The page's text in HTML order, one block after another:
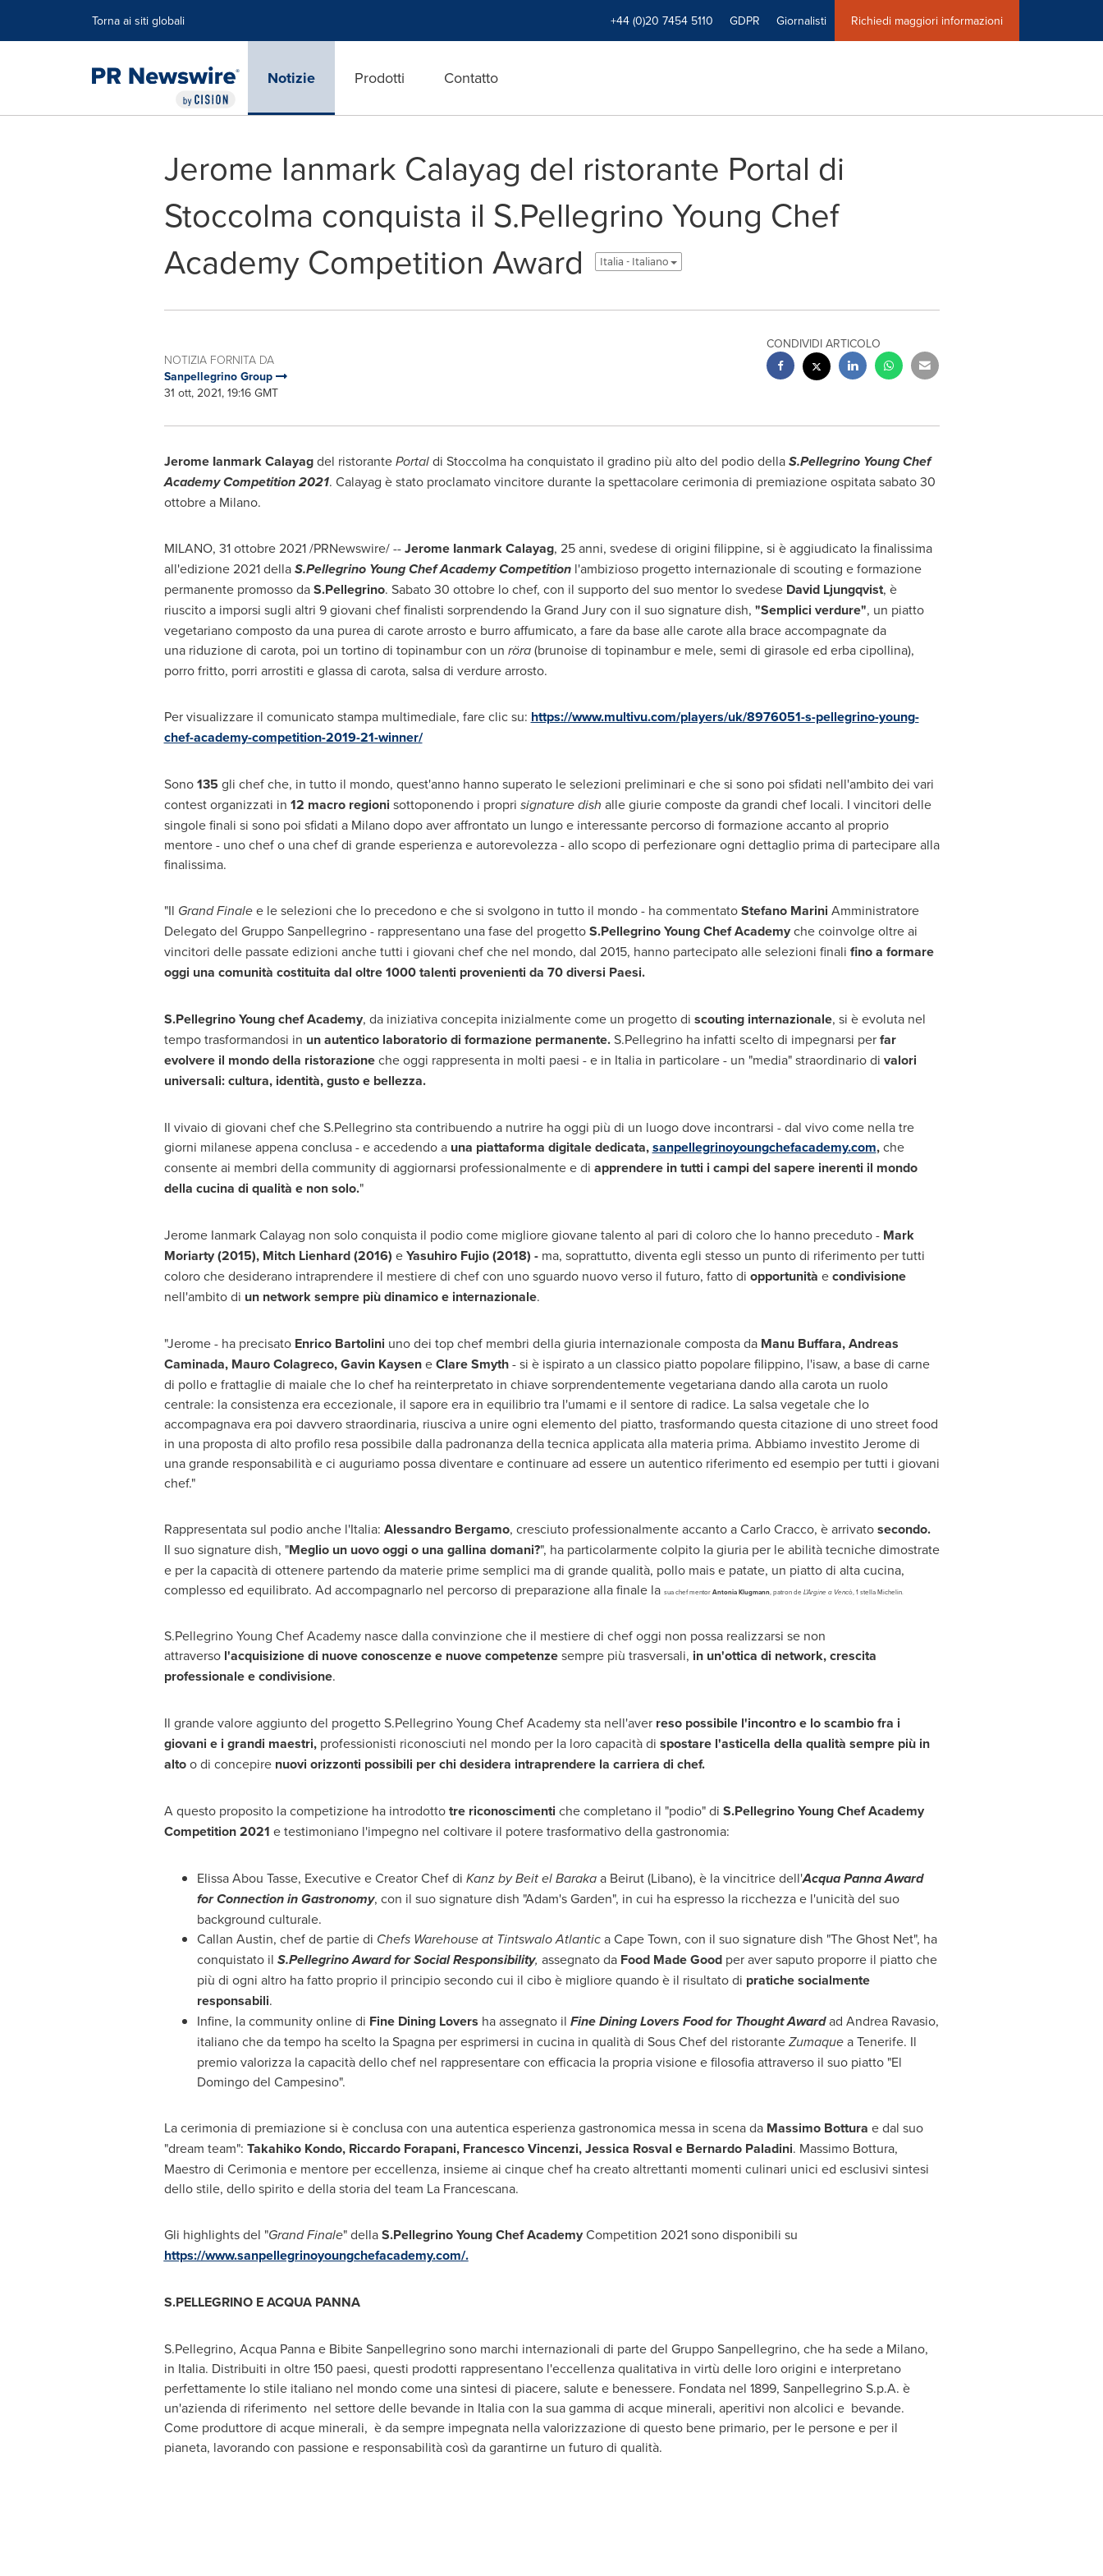
Torna ai siti globali +44 (0)20 7454 5110 GDPR Giornalisti Richiedi maggiori informazioni
Notizie Prodotti Contatto
Jerome Ianmark Calayag del ristorante Portal di
Stoccolma conquista il S.Pellegrino Young Chef
Academy Competition Award
Italia - Italiano
NOTIZIA FORNITA DA
Sanpellegrino Group
31 ott, 2021, 19:16 GMT
CONDIVIDI ARTICOLO
Jerome Ianmark Calayagdel ristorantePortaldi Stoccolma ha conquistato il gradino più alto del podio della S.Pellegrino Young Chef
Academy Competition 2021. Calayag è stato proclamato vincitore durante la spettacolare cerimonia di premiazione ospitata sabato 30
ottobre a Milano.
MILANO, 31 ottobre 2021 /PRNewswire/ --Jerome Ianmark Calayag, 25 anni, svedese di origini filippine, si è aggiudicato la finalissima
all'edizione 2021 dellaS.Pellegrino Young Chef Academy Competitionl'ambizioso progetto internazionale di scouting e formazione
permanente promosso daS.Pellegrino. Sabato 30 ottobre lo chef, con il supporto del suo mentor lo svedese David Ljungqvist, è
riuscito a imporsi sugli altri 9 giovani chef finalisti sorprendendo la Grand Jury con il suo signature dish, "Semplici verdure", un piatto
vegetariano composto da una purea di carote arrosto e burro affumicato, a fare da base alle carote alla brace accompagnate da
una riduzione di carota, poi un tortino di topinambur con un röra(brunoise di topinambur e mele, semi di girasole ed erba cipollina),
porro fritto, porri arrostiti e glassa di carota, salsa di verdure arrosto.
Per visualizzare il comunicato stampa multimediale, fare clic su: https://www.multivu.com/players/uk/8976051-s-pellegrino-young-
chef-academy-competition-2019-21-winner/
Sono135 gli chef che, in tutto il mondo, quest'anno hanno superato le selezioni preliminari e che si sono poi sfidati nell'ambito dei vari
contest organizzati in 12 macro regioni sottoponendo i propri signature dish alle giurie composte da grandi chef locali. I vincitori delle
singole finali si sono poi sfidati a Milanodopo aver affrontato un lungo e interessante percorso di formazione accanto al proprio
mentore - uno chef o una chef di grande esperienza e autorevolezza - allo scopo di perfezionare ogni dettaglio prima di partecipare alla
finalissima.
"Il Grand Finalee le selezioni che lo precedono e che si svolgono in tutto il mondo - ha commentatoStefano Marini Amministratore
Delegato del Gruppo Sanpellegrino - rappresentano una fase del progettoS.Pellegrino Young Chef Academyche coinvolge oltre ai
vincitori delle passate edizioni anche tutti i giovani chef che nel mondo, dal 2015, hanno partecipato alle selezioni finali fino a formare
oggi una comunità costituita dal oltre 1000 talenti provenienti da 70 diversi Paesi.
S.Pellegrino Youngchef Academy, da iniziativa concepita inizialmente come un progetto di scouting internazionale, si è evoluta nel
tempo trasformandosi in un autentico laboratorio di formazione permanente.S.Pellegrino ha infatti scelto di impegnarsi perfar
evolvere il mondo della ristorazioneche oggi rappresenta in molti paesi - e in Italia in particolare - un "media" straordinario di valori
universali: cultura, identità, gusto e bellezza.
Il vivaio di giovani chef che S.Pellegrino sta contribuendo a nutrire ha oggi più di un luogo dove incontrarsi - dal vivo come nella tre
giorni milanese appena conclusa - e accedendo a una piattaforma digitale dedicata,sanpellegrinoyoungchefacademy.com,che
consente ai membri della community di aggiornarsi professionalmente e di apprendere in tutti i campi del sapere inerenti il mondo
della cucina di qualità e non solo."
Jerome Ianmark Calayag non solo conquista il podio come migliore giovane talento al pari di coloro che lo hanno preceduto - Mark
Moriarty(2015), Mitch Lienhard(2016) e Yasuhiro Fujio(2018) - ma, soprattutto, diventa egli stesso un punto di riferimento per tutti
coloro che desiderano intraprendere il mestiere di chef con uno sguardo nuovo verso il futuro, fatto di opportunità econdivisione
nell'ambito di un network sempre più dinamico e internazionale.
"Jerome - ha precisato Enrico Bartolini uno dei top chef membri della giuria internazionale composta da Manu Buffara,Andreas
Caminada, Mauro Colagreco,Gavin Kaysen eClare Smyth- si è ispirato a un classico piatto popolare filippino, l'isaw, a base di carne
di pollo e frattaglie di maiale che lo chef ha reinterpretato in chiave sorprendentemente vegetariana dando alla carota un ruolo
centrale: la consistenza era eccezionale, il sapore era in equilibrio tra l'umami e il sentore di radice. La salsa vegetale che lo
accompagnava era poi davvero straordinaria, riusciva a unire ogni elemento del piatto, trasformando questa citazione di uno street food
in una proposta di alto profilo resa possibile dalla padronanza della tecnica applicata alla materia prima. Abbiamo investitoJerome di
una grande responsabilità e ci auguriamo possa diventare e continuare ad essere un autentico riferimento ed esempio per tutti i giovani
chef."
Rappresentata sul podio anche l'Italia: Alessandro Bergamo, cresciuto professionalmente accanto aCarlo Cracco, è arrivatosecondo.
Il suo signature dish, "Meglio un uovo oggi o una gallina domani?", ha particolarmente colpito la giuria per le abilità tecniche dimostrate
e per la capacità di ottenere partendo da materie prime semplici ma di grande qualità, pollo mais e patate, un piatto di alta cucina,
complesso ed equilibrato. Ad accompagnarlo nel percorso di preparazione alla finale la sua chef mentorAntonia Klugmann, patron de L'Argine a Vencò, 1 stella Michelin.
S.Pellegrino Young Chef Academy nasce dalla convinzione che il mestiere di chef oggi non possa realizzarsi se non
attraverso l'acquisizione di nuove conoscenze e nuove competenzesempre più trasversali, in un'ottica di network, crescita
professionale e condivisione.
Il grande valore aggiunto del progetto S.Pellegrino Young Chef Academy sta nell'aver reso possibile l'incontro e lo scambio fra i
giovani e i grandi maestri, professionisti riconosciuti nel mondo per la loro capacità di spostare l'asticella della qualità sempre più in
altoo di concepire nuovi orizzonti possibili per chi desidera intraprendere la carriera di chef.
A questo proposito la competizione ha introdottotre riconoscimenti che completano il "podio" di S.Pellegrino Young Chef Academy
Competition 2021 e testimoniano l'impegno nel coltivare il potere trasformativo della gastronomia:
Elissa Abou Tasse, Executive e Creator Chef di Kanz by Beit el Barakaa Beirut(Libano), è la vincitrice dell'Acqua PannaAward
for Connection in Gastronomy, con il suo signature dish "Adam's Garden", in cui ha espresso la ricchezza e l'unicità del suo
background culturale.
Callan Austin, chef de partie di Chefs Warehouse at Tintswalo AtlanticaCape Town, con il suo signature dish "The Ghost Net", ha
conquistato il S.Pellegrino Award for Social Responsibility, assegnato daFood Made Goodper aver saputo proporre il piatto che
più di ogni altro ha fatto proprio il principio secondo cui il cibo è migliore quando è il risultato di pratiche socialmente
responsabili.
Infine, la community online di Fine Dining Lovers ha assegnato il Fine Dining Lovers Food for Thought Awardad Andrea Ravasio,
italiano che da tempo ha scelto la Spagna per esprimersi in cucina in qualità di Sous Chef del ristoranteZumaquea Tenerife. Il
premio valorizza la capacità dello chef nel rappresentare con efficacia la propria visione e filosofia attraverso il suo piatto "El
Domingo del Campesino".
La cerimonia di premiazione si è conclusa con una autentica esperienza gastronomica messa in scena da Massimo Bottura e dal suo
"dream team": Takahiko Kondo, Riccardo Forapani, Francesco Vincenzi,Jessica Rosval e Bernardo Paladini. Massimo Bottura,
Maestro di Cerimonia e mentore per eccellenza, insieme ai cinque chef ha creato altrettanti momenti culinari unici ed esclusivi sintesi
dello stile, dello spirito e della storia del team La Francescana.
Gli highlights del "Grand Finale" dellaS.Pellegrino Young Chef AcademyCompetition 2021 sono disponibili su
https://www.sanpellegrinoyoungchefacademy.com/.
S.PELLEGRINO E ACQUA PANNA
S.Pellegrino, Acqua Pannae Bibite Sanpellegrino sono marchi internazionali di parte del Gruppo Sanpellegrino, che ha sede a Milano,
in Italia. Distribuiti in oltre 150 paesi, questi prodotti rappresentano l'eccellenza qualitativa in virtù delle loro origini e interpretano
perfettamente lo stile italiano nel mondo come una sintesi di piacere, salute e benessere. Fondata nel 1899, Sanpellegrino S.p.A. è
un'azienda di riferimento nel settore delle bevande in Italia con la sua gamma di acque minerali, aperitivi non alcolici e bevande.
Come produttore di acque minerali, è da sempre impegnata nella valorizzazione di questo bene primario, per le persone e per il
pianeta, lavorando con passione e responsabilità così da garantirne un futuro di qualità.